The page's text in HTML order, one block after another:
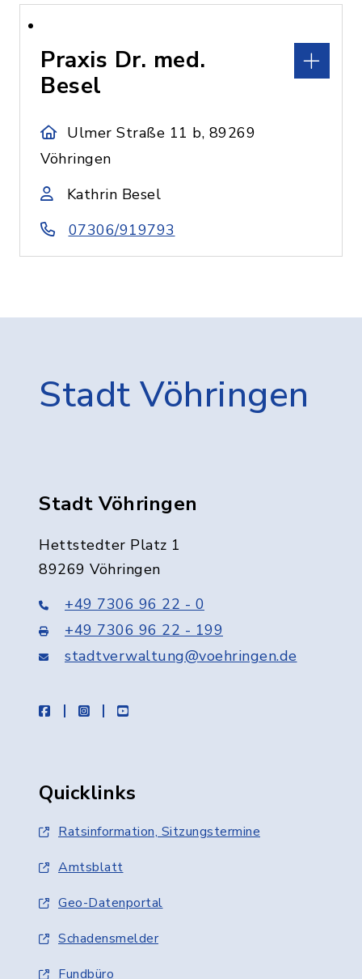
Praxis Dr. med.
Besel
Ulmer Straße 11 b, 89269
Vöhringen
Kathrin Besel
07306/919793
Stadt Vöhringen
Stadt Vöhringen
Hettstedter Platz 1
89269 Vöhringen
+49 7306 96 22 - 0
+49 7306 96 22 - 199
stadtverwaltung@voehringen.de
facebookinstagramyoutube
Quicklinks
Ratsinformation, Sitzungstermine
Amtsblatt
Geo-Datenportal
Schadensmelder
Fundbüro